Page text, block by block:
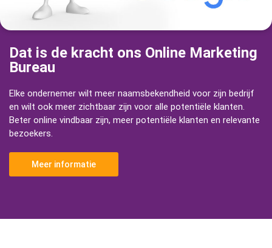
Dat is de kracht ons Online Marketing
Bureau
Elke ondernemer wilt meer naamsbekendheid voor zijn bedrijf
en wilt ook meer zichtbaar zijn voor alle potentiële klanten.
Beter online vindbaar zijn, meer potentiële klanten en relevante
bezoekers.
Meer informatie